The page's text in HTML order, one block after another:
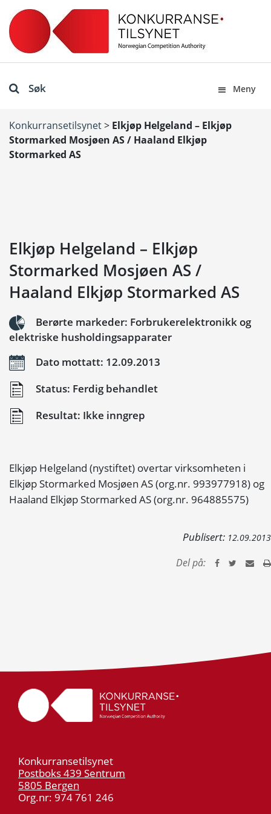
Søk Meny
Konkurransetilsynet> Elkjøp Helgeland – Elkjøp
Stormarked Mosjøen AS / Haaland Elkjøp
Stormarked AS
Elkjøp Helgeland – Elkjøp
Stormarked Mosjøen AS /
Haaland Elkjøp Stormarked AS
Berørte markeder: Forbrukerelektronikk og
elektriske husholdingsapparater
Dato mottatt: 12.09.2013
Status: Ferdig behandlet
Resultat: Ikke inngrep
Elkjøp Helgeland (nystiftet) overtar virksomheten i
Elkjøp Stormarked Mosjøen AS (org.nr. 993977918) og
Haaland Elkjøp Stormarked AS (org.nr. 964885575)
Publisert: 12.09.2013
Del på:
Konkurransetilsynet
Postboks 439 Sentrum
5805 Bergen
Org.nr: 974 761 246